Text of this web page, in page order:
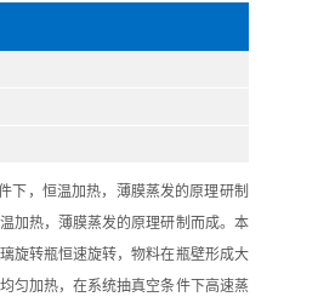
下，恒温加热，薄膜蒸发的原理研制
加热，薄膜蒸发的原理研制而成。本
旋转瓶恒速旋转，物料在瓶壁形成大
匀加热，在系统抽真空条件下高速蒸